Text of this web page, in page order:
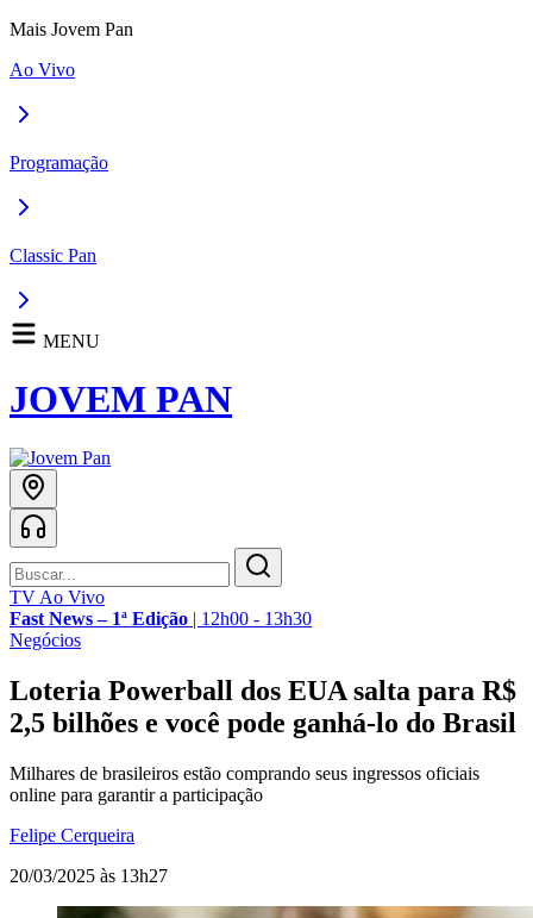
Mais Jovem Pan
Ao Vivo
Programação
Classic Pan
MENU
JOVEM PAN
TV Ao Vivo
Fast News – 1ª Edição | 12h00 - 13h30
Negócios
Loteria Powerball dos EUA salta para R$
2,5 bilhões e você pode ganhá-lo do Brasil
Milhares de brasileiros estão comprando seus ingressos oficiais
online para garantir a participação
Felipe Cerqueira
20/03/2025 às 13h27